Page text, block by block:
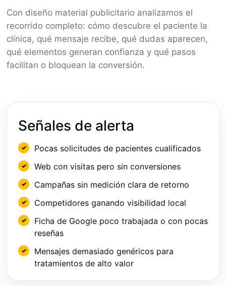
Con diseño material publicitario analizamos el
recorrido completo: cómo descubre el paciente la
clínica, qué mensaje recibe, qué dudas aparecen,
qué elementos generan confianza y qué pasos
facilitan o bloquean la conversión.
Señales de alerta
Pocas solicitudes de pacientes cualificados
Web con visitas pero sin conversiones
Campañas sin medición clara de retorno
Competidores ganando visibilidad local
Ficha de Google poco trabajada o con pocas
reseñas
Mensajes demasiado genéricos para
tratamientos de alto valor